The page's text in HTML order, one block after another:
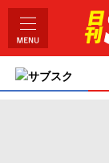
サブスク